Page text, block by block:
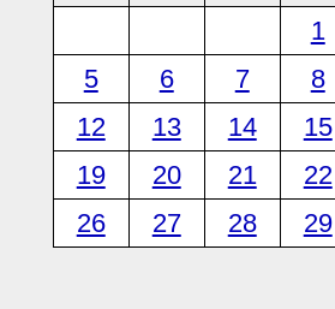
1
5
6 7 8
12
13 14 15
19
20 21 22
26
27 28 29